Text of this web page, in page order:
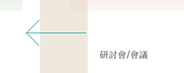
研討會/會議